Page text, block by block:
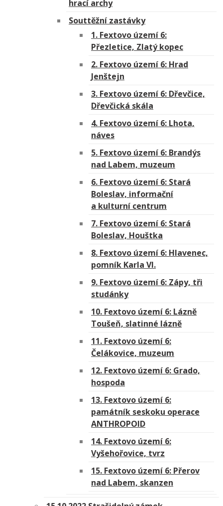
hrací archy
Souttěžní zastávky
1. Fextovo území 6:
Přezletice, Zlatý kopec
2. Fextovo území 6: Hrad
Jenštejn
3. Fextovo území 6: Dřevčice,
Dřevčická skála
4. Fextovo území 6: Lhota,
náves
5. Fextovo území 6: Brandýs
nad Labem, muzeum
6. Fextovo území 6: Stará
Boleslav, informační
a kulturní centrum
7. Fextovo území 6: Stará
Boleslav, Houštka
8. Fextovo území 6: Hlavenec,
pomník Karla VI.
9. Fextovo území 6: Zápy, tři
studánky
10. Fextovo území 6: Lázně
Toušeň, slatinné lázně
11. Fextovo území 6:
Čelákovice, muzeum
12. Fextovo území 6: Grado,
hospoda
13. Fextovo území 6:
památník seskoku operace
ANTHROPOID
14. Fextovo území 6:
Vyšehořovice, tvrz
15. Fextovo území 6: Přerov
nad Labem, skanzen